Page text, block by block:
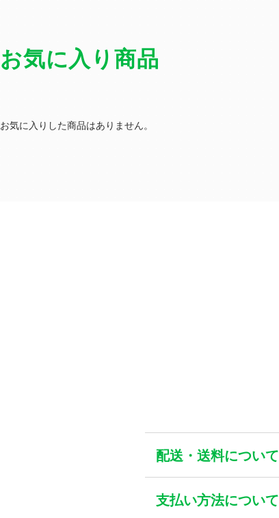
お気に入り商品
お気に入りした商品はありません。
ショッピングガイド
配送・送料について
支払い方法について